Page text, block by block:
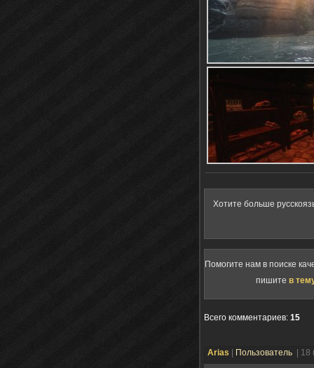
Хотите больше
Помогите нам в поиске
пишите в
Всего комментариев: 15
Arias Пользователь |